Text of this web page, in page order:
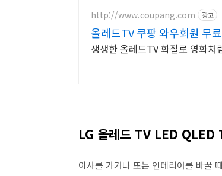
http://www.coupang.com 광고
올레드TV 쿠팡 와우회원 무
생생한 올레드TV 화질로 영화
LG 올레드 TV LED QLED
이사를 가거나 또는 인테리어를 바꿀